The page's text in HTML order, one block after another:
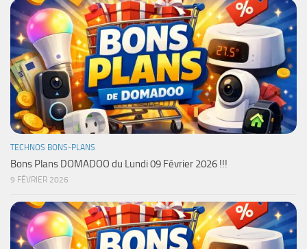
TECHNOS BONS-PLANS
Bons Plans DOMADOO du Lundi 09 Février 2026 !!!
9 FÉVRIER 2026